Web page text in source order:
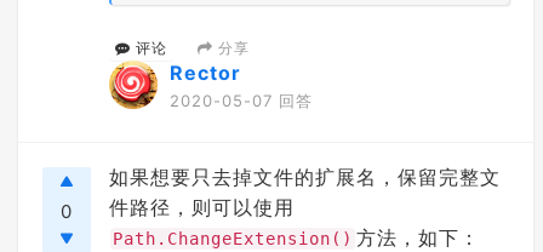
评论 分享
Rector
2020-05-07 回答
0
如果想要只去掉文件的扩展名，保留完整文
件路径，则可以使用
Path.ChangeExtension() 方法，如下：